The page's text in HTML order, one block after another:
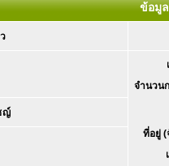
ข้อมู
จำนวน
ที่อยู่ (
ญ์